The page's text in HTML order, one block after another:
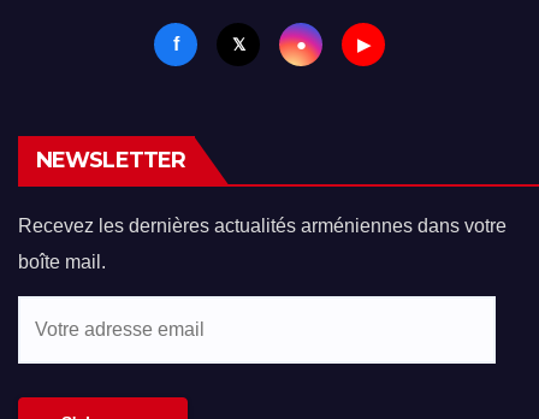
f 𝕏 ● ▶
NEWSLETTER
Recevez les dernières actualités arméniennes dans votre
boîte mail.